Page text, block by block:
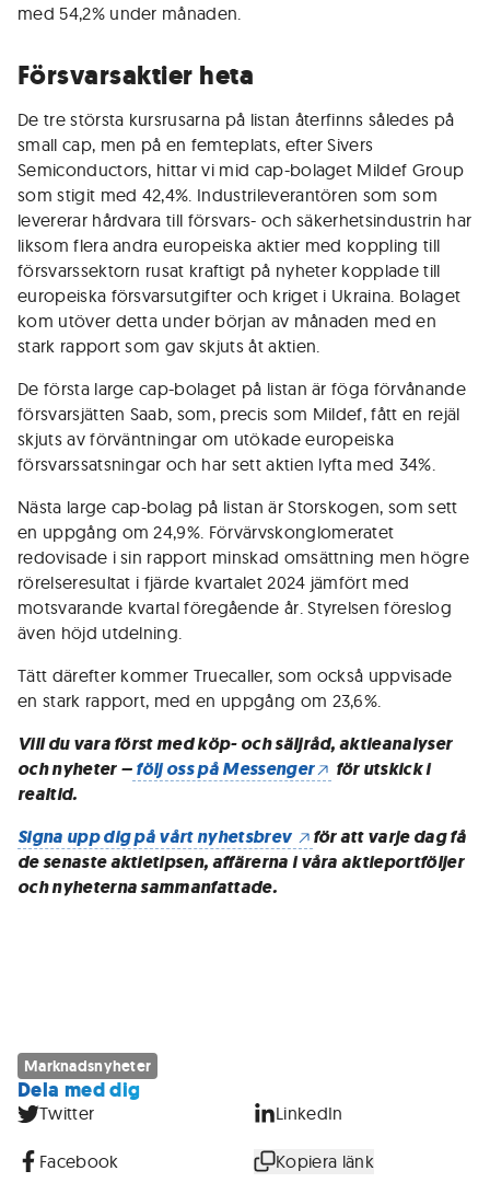
med 54,2% under månaden.
Försvarsaktier heta
De tre största kursrusarna på listan återfinns således på
small cap, men på en femteplats, efter Sivers
Semiconductors, hittar vi mid cap-bolaget Mildef Group
som stigit med 42,4%. Industrileverantören som som
levererar hårdvara till försvars- och säkerhetsindustrin har
liksom flera andra europeiska aktier med koppling till
försvarssektorn rusat kraftigt på nyheter kopplade till
europeiska försvarsutgifter och kriget i Ukraina. Bolaget
kom utöver detta under början av månaden med en
stark rapport som gav skjuts åt aktien.
De första large cap-bolaget på listan är föga förvånande
försvarsjätten Saab, som, precis som Mildef, fått en rejäl
skjuts av förväntningar om utökade europeiska
försvarssatsningar och har sett aktien lyfta med 34%.
Nästa large cap-bolag på listan är Storskogen, som sett
en uppgång om 24,9%. Förvärvskonglomeratet
redovisade i sin rapport minskad omsättning men högre
rörelseresultat i fjärde kvartalet 2024 jämfört med
motsvarande kvartal föregående år. Styrelsen föreslog
även höjd utdelning.
Tätt därefter kommer Truecaller, som också uppvisade
en stark rapport, med en uppgång om 23,6%.
Vill du vara först med köp- och säljråd, aktieanalyser
och nyheter –följ oss på Messenger
för utskick i
realtid.
Signa upp dig på vårt nyhetsbrev
för att varje dag få
de senaste aktietipsen, affärerna i våra aktieportföljer
och nyheterna sammanfattade.
Marknadsnyheter
Dela med dig
Twitter LinkedIn
Facebook Kopiera länk